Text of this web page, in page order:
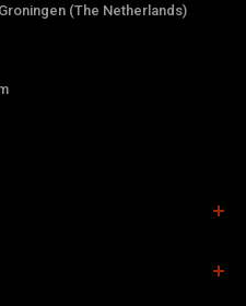
(The Netherlands)